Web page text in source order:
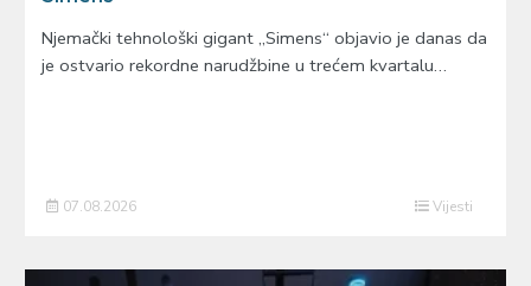
Njemački tehnološki gigant „Simens“ objavio je danas da
je ostvario rekordne narudžbine u trećem kvartalu…
07.08.2026 Vijesti